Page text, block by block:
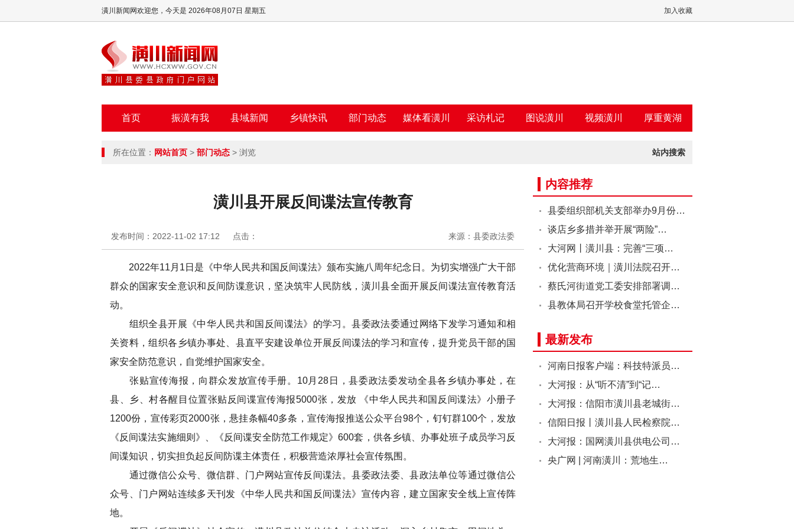
加入收藏
潢川新闻网欢迎您， 今天是 2026年08月07日 星期五
首页 振潢有我 县域新闻 乡镇快讯 部门动态 媒体看潢川 采访札记 图说潢川 视频潢川 厚重黄湖
站内搜索
所在位置： 网站首页 > 部门动态 > 浏览
潢川县开展反间谍法宣传教育
来源：县委政法委
发布时间：2022-11-02 17:12 点击：
2022年11月1日是《中华人民共和国反间谍法》颁布实施八周年纪念日。为切实增强广大干部
群众的国家安全意识和反间防谍意识，坚决筑牢人民防线，潢川县全面开展反间谍法宣传教育活
动。
组织全县开展《中华人民共和国反间谍法》的学习。县委政法委通过网络下发学习通知和相
关资料，组织各乡镇办事处、县直平安建设单位开展反间谍法的学习和宣传，提升党员干部的国
家安全防范意识，自觉维护国家安全。
张贴宣传海报，向群众发放宣传手册。10月28日，县委政法委发动全县各乡镇办事处，在
县、乡、村各醒目位置张贴反间谍宣传海报5000张，发放 《中华人民共和国反间谍法》小册子
1200份，宣传彩页2000张，悬挂条幅40多条，宣传海报推送公众平台98个，钉钉群100个，发放
《反间谍法实施细则》、《反间谍安全防范工作规定》600套，供各乡镇、办事处班子成员学习反
间谍知识，切实担负起反间防谍主体责任，积极营造浓厚社会宣传氛围。
通过微信公众号、微信群、门户网站宣传反间谍法。县委政法委、县政法单位等通过微信公
众号、门户网站连续多天刊发《中华人民共和国反间谍法》宣传内容，建立国家安全线上宣传阵
地。
内容推荐
县委组织部机关支部举办9月份…
谈店乡多措并举开展“两险”…
大河网丨潢川县：完善“三项…
优化营商环境｜潢川法院召开…
蔡氏河街道党工委安排部署调…
县教体局召开学校食堂托管企…
最新发布
河南日报客户端：科技特派员…
大河报：从“听不清”到“记…
大河报：信阳市潢川县老城街…
信阳日报丨潢川县人民检察院…
大河报：国网潢川县供电公司…
央广网 | 河南潢川：荒地生…